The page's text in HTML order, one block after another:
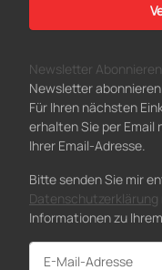
Newsletter Abonnieren
Newsletter
Für Ihren nächsten
erhalten Sie per
Ihrer Email-Adresse.
Bitte senden Sie mir
Datenschutzerklärung
Informationen zu